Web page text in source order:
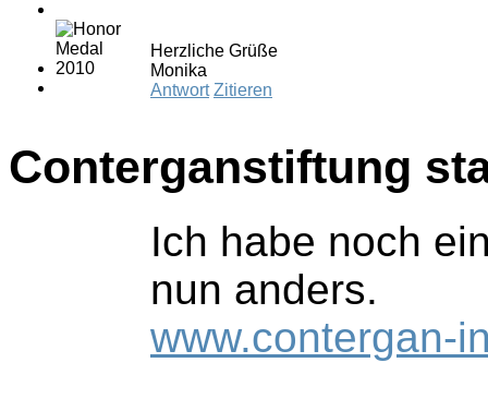
Herzliche Grüße
Monika
Antwort Zitieren
Conterganstiftung
Ich habe noch
nun anders.
www.contergan-